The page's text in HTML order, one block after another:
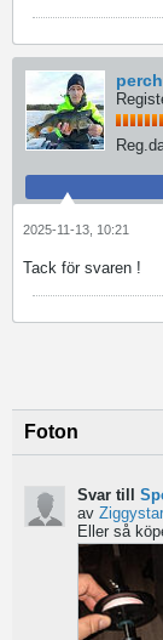
2025-11-13, 10:21
Tack för svaren !
Foton
Svar till
av
Eller så